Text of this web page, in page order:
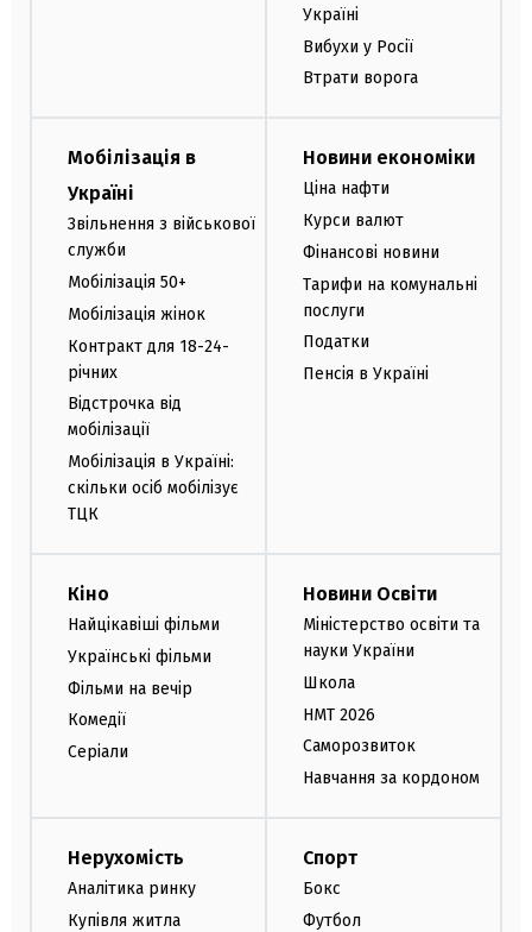
Україні
Вибухи у Росії
Втрати ворога
Мобілізація в
Україні
Звільнення з військової
служби
Мобілізація 50+
Мобілізація жінок
Контракт для 18-24-
річних
Відстрочка від
мобілізації
Мобілізація в Україні:
скільки осіб мобілізує
ТЦК
Новини економіки
Ціна нафти
Курси валют
Фінансові новини
Тарифи на комунальні
послуги
Податки
Пенсія в Україні
Кіно
Найцікавіші фільми
Українські фільми
Фільми на вечір
Комедії
Серіали
Новини Освіти
Міністерство освіти та
науки України
Школа
НМТ 2026
Саморозвиток
Навчання за кордоном
Нерухомість
Аналітика ринку
Купівля житла
Спорт
Бокс
Футбол